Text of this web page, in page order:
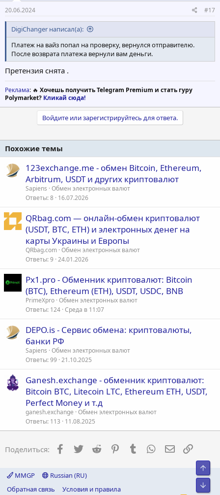
20.06.2024 #17
DigiChanger написал(а):
Платеж на вайз попал на проверку, вернулся отправителю.
После возврата платежа вернули вам деньги.
Претензия снята .
Реклама: 🔥 Хочешь получить Telegram Premium и стать гуру
Polymarket? Кликай сюда!
Войдите или зарегистрируйтесь для ответа.
Похожие темы
123exchange.me - обмен Bitcoin, Ethereum,
Arbitrum, USDT и других криптовалют
Sapiens Обмен электронных валют
Ответы 8 16.07.2026
QRbag.com — онлайн-обмен криптовалют
(USDT, BTC, ETH) и электронных денег на
карты Украины и Европы
QRbag.com Обмен электронных валют
Ответы 9 24.01.2026
Px1.pro - Обменник криптовалют: Bitcoin
(BTC), Ethereum (ETH), USDT, USDC, BNB
PrimeXpro Обмен электронных валют
Ответы 124 Среда в 11:07
DEPO.is - Сервис обмена: криптовалюты,
банки РФ
Sapiens Обмен электронных валют
Ответы 99 21.10.2025
Ganesh.exchange - обменник криптовалют:
Bitcoin BTC, Litecoin LTC, Ethereum ETH, USDT,
Perfect Money и т.д
ganesh.exchange Обмен электронных валют
Ответы 113 11.08.2025
Поделиться: Facebook
Twitter Reddit PinterestTumblr WhatsApp
MMGP
Russian (RU)
Обратная связь
Условия и правила